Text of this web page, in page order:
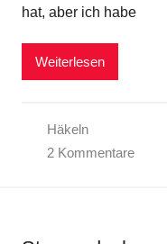
hat, aber ich habe
Weiterlesen
Häkeln
2 Kommentare